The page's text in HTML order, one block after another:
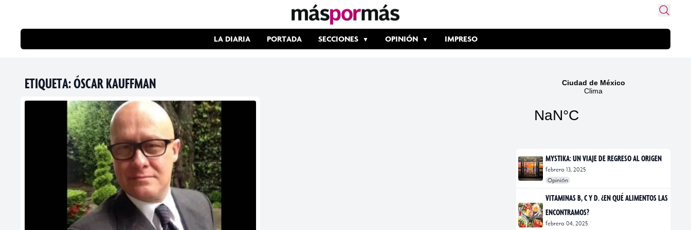
LA DIARIA PORTADA SECCIONES OPINIÓN IMPRESO
ETIQUETA:ÓSCAR KAUFFMAN
MYSTIKA: UN VIAJE DE REGRESO AL ORIGEN
febrero 13, 2025
Opinión
#exposiciones
#fotografía
VITAMINAS B, C Y D. ¿EN QUÉ ALIMENTOS LAS
ENCONTRAMOS?
febrero 04, 2025